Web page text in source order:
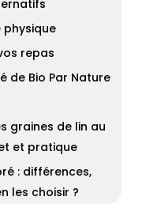
physique
repas
de Bio Par Nature
graines de lin au
et pratique
: différences,
les choisir ?